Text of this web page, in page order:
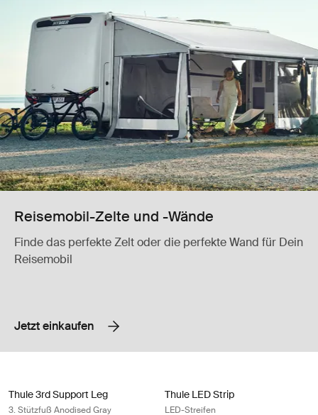
Reisemobil-Zelte und -Wände
Finde das perfekte Zelt oder die perfekte Wand für Dein
Reisemobil
Jetzt einkaufen
Thule 3rd Support Leg
3. Stützfuß Anodised Gray
Thule LED Strip
LED-Streifen